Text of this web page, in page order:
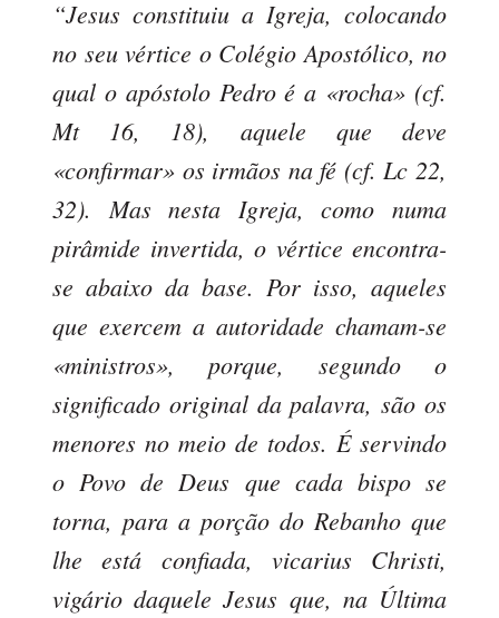
“Jesus constituiu a Igreja, colocando
no seu vértice o Colégio Apostólico, no
qual o apóstolo Pedro é a «rocha» (cf.
Mt 16, 18), aquele que deve
«confirmar» os irmãos na fé (cf. Lc 22,
32). Mas nesta Igreja, como numa
pirâmide invertida, o vértice encontra-
se abaixo da base. Por isso, aqueles
que exercem a autoridade chamam-se
«ministros», porque, segundo o
significado original da palavra, são os
menores no meio de todos. É servindo
o Povo de Deus que cada bispo se
torna, para a porção do Rebanho que
lhe está confiada, vicarius Christi,
vigário daquele Jesus que, na Última